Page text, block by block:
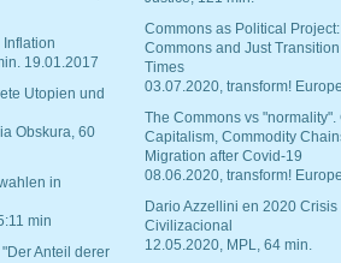
Inflation
19.01.2017
Utopien und
Obskura, 60
in
min
Anteil derer
Commons as Political Project:
Commons and Just
Times
03.07.2020, transform!
The Commons vs "normality".
Capitalism, Commodity
Migration after Covid-19
08.06.2020, transform!
Dario Azzellini en 2020 Crisis
Civilizacional
12.05.2020, MPL, 64 min.